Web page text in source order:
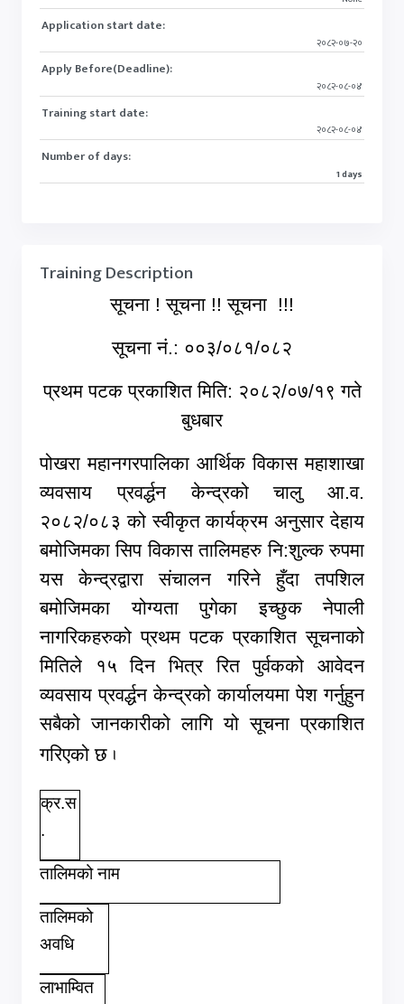
Application start date:
२०८२-०७-२०
Apply Before(Deadline):
२०८२-०८-०४
Training start date:
२०८२-०८-०४
Number of days:
1 days
Training Description
सूचना ! सूचना !! सूचना !!!
सूचना नं.: ००३/०८१/०८२
प्रथम पटक प्रकाशित मिति: २०८२/०७/१९ गते
बुधबार
पोखरा महानगरपालिका आर्थिक विकास महाशाखा
व्यवसाय प्रवर्द्धन केन्द्रको चालु आ.व.
२०८२/०८३ को स्वीकृत कार्यक्रम अनुसार देहाय
बमोजिमका सिप विकास तालिमहरु नि:शुल्क रुपमा
यस केन्द्रद्वारा संचालन गरिने हुँदा तपशिल
बमोजिमका योग्यता पुगेका इच्छुक नेपाली
नागरिकहरुको प्रथम पटक प्रकाशित सूचनाको
मितिले १५ दिन भित्र रित पुर्वकको आवेदन
व्यवसाय प्रवर्द्धन केन्द्रको कार्यालयमा पेश गर्नुहुन
सबैको जानकारीको लागि यो सूचना प्रकाशित
गरिएको छ .
क्र.स
.
तालिमको नाम
तालिमको
अवधि
लाभाम्वित